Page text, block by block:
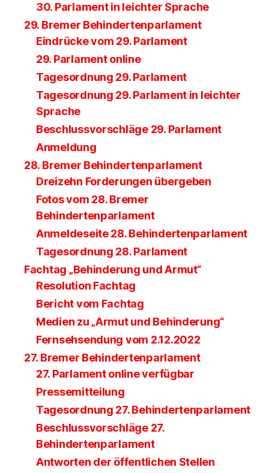
30. Parlament in leichter Sprache
29. Bremer Behindertenparlament
Eindrücke vom 29. Parlament
29. Parlament online
Tagesordnung 29. Parlament
Tagesordnung 29. Parlament in leichter
Sprache
Beschlussvorschläge 29. Parlament
Anmeldung
28. Bremer Behindertenparlament
Dreizehn Forderungen übergeben
Fotos vom 28. Bremer
Behindertenparlament
Anmeldeseite 28. Behindertenparlament
Tagesordnung 28. Parlament
Fachtag „Behinderung und Armut“
Resolution Fachtag
Bericht vom Fachtag
Medien zu „Armut und Behinderung“
Fernsehsendung vom 2.12.2022
27. Bremer Behindertenparlament
27. Parlament online verfügbar
Pressemitteilung
Tagesordnung 27. Behindertenparlament
Beschlussvorschläge 27.
Behindertenparlament
Antworten der öffentlichen Stellen